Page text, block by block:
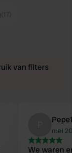
van filters
mei
We waren